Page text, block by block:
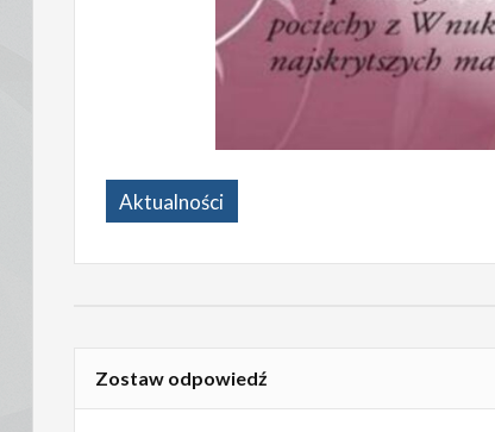
Aktualności
Zostaw odpowiedź